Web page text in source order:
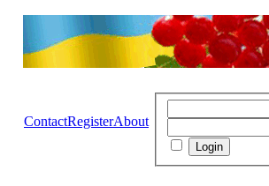
ContactRegisterAbout